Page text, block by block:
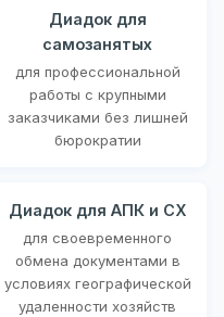
Диадок для
самозанятых
для профессиональной
работы с крупными
заказчиками без лишней
бюрократии
Диадок для АПК и СХ
для своевременного
обмена документами в
условиях географической
удаленности хозяйств